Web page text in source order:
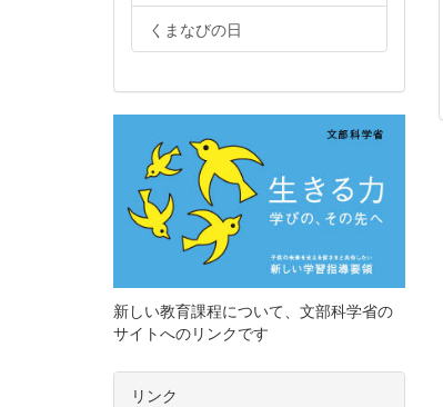
くまなびの日
新しい教育課程について、文部科学省の
サイトへのリンクです
リンク